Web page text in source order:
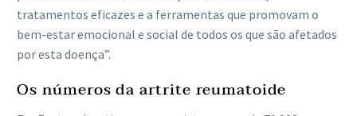
tratamentos eficazes e a ferramentas que promovam o
bem-estar emocional e social de todos os que são afetados
por esta doença”.
Os números da artrite reumatoide